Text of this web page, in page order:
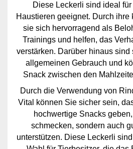
Diese Leckerli sind ideal
Haustieren geeignet. Durch
sie sich hervorragend als
Trainings und helfen, das
verstärken. Darüber hinaus sind
allgemeinen Gebrauch und
Snack zwischen den
Durch die Verwendung von
Vital können Sie sicher sein,
hochwertige Snacks
schmecken, sondern auch
unterstützen. Diese Leckerli